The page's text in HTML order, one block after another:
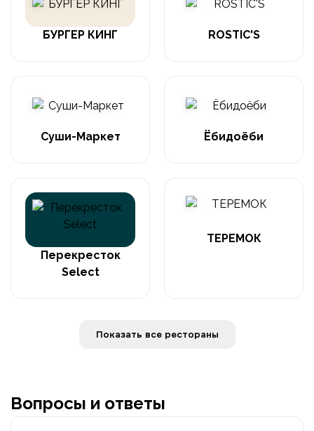
БУРГЕР КИНГ ROSTIC'S
Суши-Маркет Ёбидоёби
Перекресток
Select
ТЕРЕМОК
Показать все рестораны
Вопросы и ответы